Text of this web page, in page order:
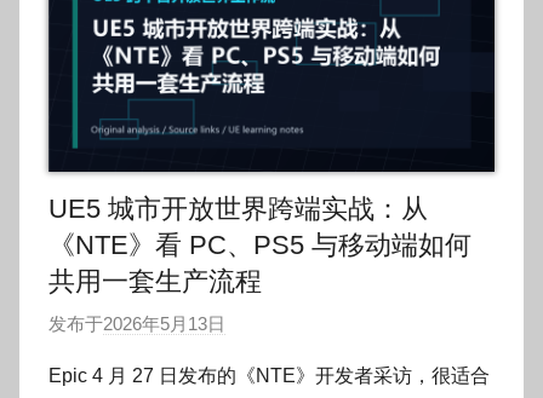
UE5 城市开放世界跨端实战：从
《NTE》看 PC、PS5 与移动端如何
共用一套生产流程
发布于2026年5月13日
Epic 4 月 27 日发布的《NTE》开发者采访，很适合